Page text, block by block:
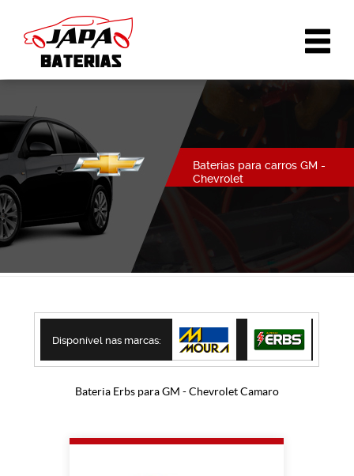
Baterias para carros GM -
Chevrolet
Disponível nas marcas:
Bateria Erbs para GM - Chevrolet Camaro